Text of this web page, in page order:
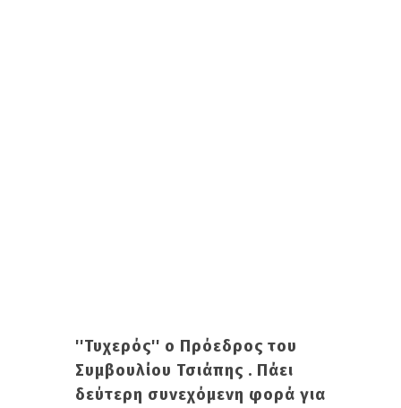
''Τυχερός'' ο Πρόεδρος του
Συμβουλίου Τσιάπης . Πάει
δεύτερη συνεχόμενη φορά για